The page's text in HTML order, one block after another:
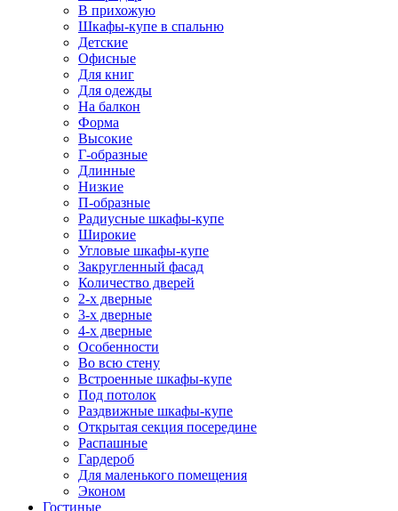
В прихожую
Шкафы-купе в спальню
Детские
Офисные
Для книг
Для одежды
На балкон
Форма
Высокие
Г-образные
Длинные
Низкие
П-образные
Радиусные шкафы-купе
Широкие
Угловые шкафы-купе
Закругленный фасад
Количество дверей
2-х дверные
3-х дверные
4-х дверные
Особенности
Во всю стену
Встроенные шкафы-купе
Под потолок
Раздвижные шкафы-купе
Открытая секция посередине
Распашные
Гардероб
Для маленького помещения
Эконом
Гостиные